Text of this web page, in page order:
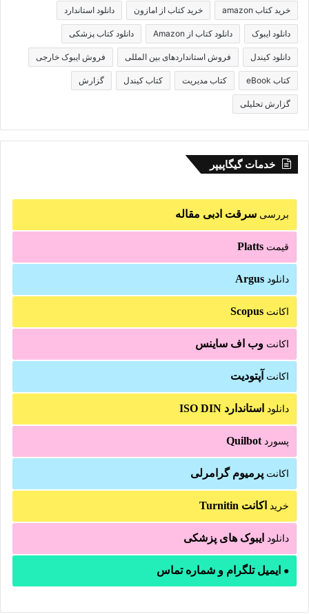
خرید کتاب amazon خرید کتاب از امازون دانلود استاندارد
دانلود ایبوک دانلود کتاب از Amazon دانلود کتاب پزشکی
دانلود کیندل فروش استانداردهای بین المللی فروش ایبوک خارجی
کتاب eBook کتاب مدیریت کتاب کیندل گزارش
گزارش تحلیلی
خدمات گیگاپیپر
بررسی سرقت ادبی مقاله
قیمت Platts
دانلود Argus
اکانت Scopus
اکانت وب اف ساینس
اکانت آپتودیت
دانلود استاندارد ISO DIN
پسورد Quilbot
اکانت پرمیوم گرامرلی
خرید اکانت Turnitin
دانلود ایبوک های پزشکی
● ایمیل تلگرام و شماره تماس